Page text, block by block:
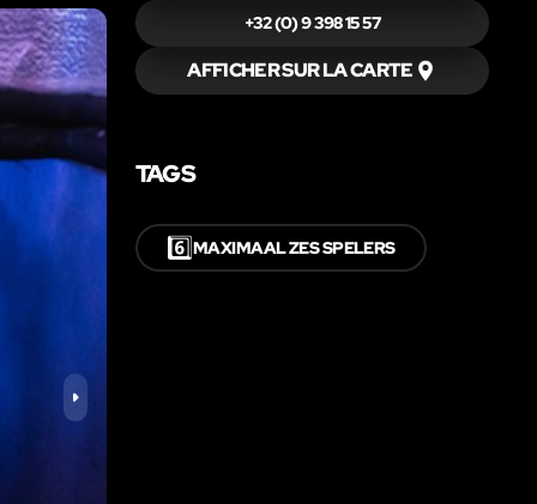
+32 (0) 9 398 15 57
AFFICHER SUR LA CARTE
TAGS
6️⃣MAXIMAAL ZES SPELERS